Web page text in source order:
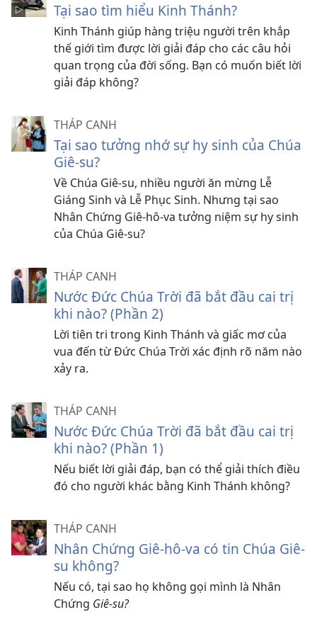
Tại sao tìm hiểu Kinh Thánh?
Kinh Thánh giúp hàng triệu người trên khắp
thế giới tìm được lời giải đáp cho các câu hỏi
quan trọng của đời sống. Bạn có muốn biết lời
giải đáp không?
THÁP CANH
Tại sao tưởng nhớ sự hy sinh của Chúa
Giê-su?
Về Chúa Giê-su, nhiều người ăn mừng Lễ
Giáng Sinh và Lễ Phục Sinh. Nhưng tại sao
Nhân Chứng Giê-hô-va tưởng niệm sự hy sinh
của Chúa Giê-su?
THÁP CANH
Nước Đức Chúa Trời đã bắt đầu cai trị
khi nào? (Phần 2)
Lời tiên tri trong Kinh Thánh và giấc mơ của
vua đến từ Đức Chúa Trời xác định rõ năm nào
xảy ra.
THÁP CANH
Nước Đức Chúa Trời đã bắt đầu cai trị
khi nào? (Phần 1)
Nếu biết lời giải đáp, bạn có thể giải thích điều
đó cho người khác bằng Kinh Thánh không?
THÁP CANH
Nhân Chứng Giê-hô-va có tin Chúa Giê-
su không?
Nếu có, tại sao họ không gọi mình là Nhân
Chứng Giê-su?